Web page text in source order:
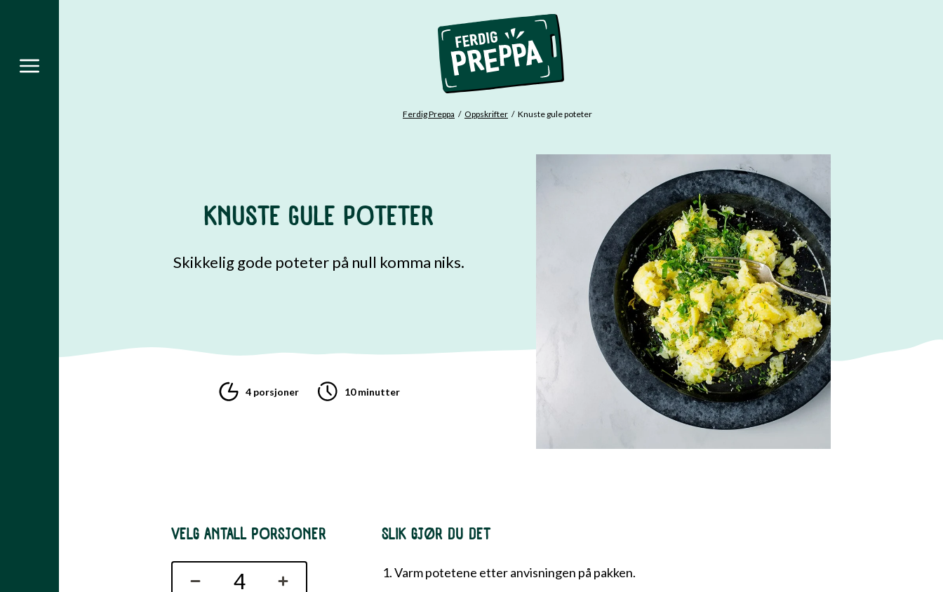
Ferdig Preppa Oppskrifter Knuste gule poteter
KNUSTE GULE POTETER
Skikkelig gode poteter på null komma niks.
4 porsjoner 10 minutter
VELG ANTALL PORSJONER SLIK GJØR DU DET
Varm potetene etter anvisningen på pakken.